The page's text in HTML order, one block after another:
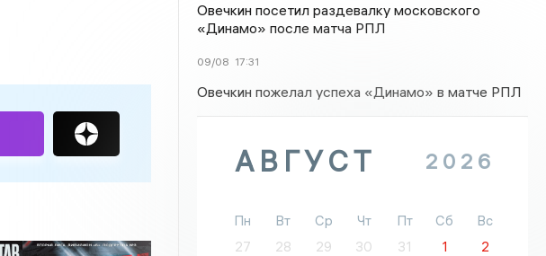
Овечкин посетил раздевалку московского
«Динамо» после матча РПЛ
09/08 17:31
Овечкин пожелал успеха «Динамо» в матче РПЛ
АВГУСТ 2026
Пн Вт Ср Чт Пт Сб
Вс
27
28 29 30 31 1
2